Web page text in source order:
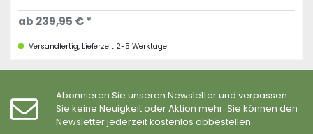
ab 239,95 € *
Versandfertig, Lieferzeit 2-5 Werktage
Abonnieren Sie unseren Newsletter und verpassen
Sie keine Neuigkeit oder Aktion mehr. Sie können den
Newsletter jederzeit kostenlos abbestellen.